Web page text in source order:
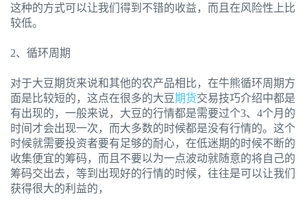
这种的方式可以让我们得到不错的收益，而且在风险性上比
较低。
2、循环周期
对于大豆期货来说和其他的农产品相比，在牛熊循环周期方
面是比较短的，这点在很多的大豆期货交易技巧介绍中都是
有出现的，一般来说，大豆的行情都是需要过个3、4个月的
时间才会出现一次，而大多数的时候都是没有行情的。这个
时候就需要投资者要有足够的耐心，在低迷期的时候不断的
收集便宜的筹码，而且不要以为一点波动就随意的将自己的
筹码交出去，等到出现好的行情的时候，往往是可以让我们
获得很大的利益的，